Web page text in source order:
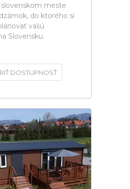
slovenskom meste
do ktorého si
vašú
Slovensku.
DOSTUPNOSŤ